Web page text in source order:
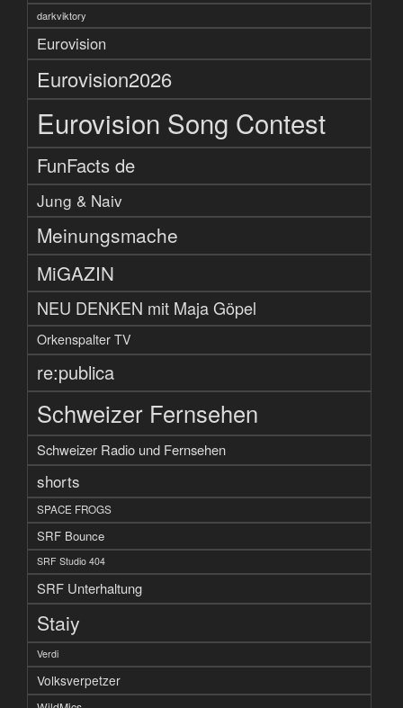
darkviktory
Eurovision
Eurovision2026
Eurovision Song Contest
FunFacts de
Jung & Naiv
Meinungsmache
MiGAZIN
NEU DENKEN mit Maja Göpel
Orkenspalter TV
re:publica
Schweizer Fernsehen
Schweizer Radio und Fernsehen
shorts
SPACE FROGS
SRF Bounce
SRF Studio 404
SRF Unterhaltung
Staiy
Verdi
Volksverpetzer